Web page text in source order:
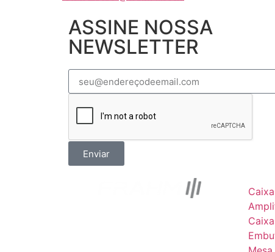
ASSINE NOSSA
NEWSLETTER
Enviar